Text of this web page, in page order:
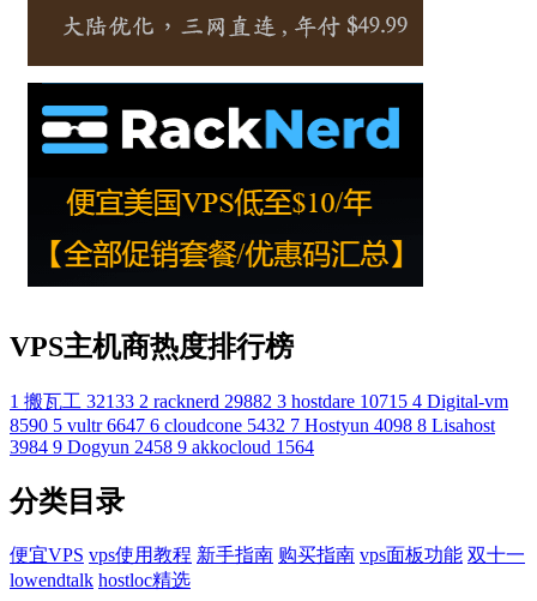
VPS主机商热度排行榜
1 搬瓦工 32133 2 racknerd 29882 3 hostdare 10715 4 Digital-vm
8590 5 vultr 6647 6 cloudcone 5432 7 Hostyun 4098 8 Lisahost
3984 9 Dogyun 2458 9 akkocloud 1564
分类目录
便宜VPS vps使用教程 新手指南 购买指南 vps面板功能 双十一
lowendtalk hostloc精选